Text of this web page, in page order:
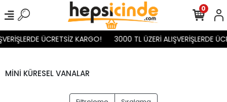
ÜCRETSİZ KARGO! 3000 TL ÜZERİ ALIŞVERİŞLERDE
0
MİNİ KÜRESEL VANALAR